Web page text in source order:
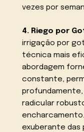
vezes por
4. Riego por
irrigação por
técnica mais
abordagem
constante,
radicular
exuberante das